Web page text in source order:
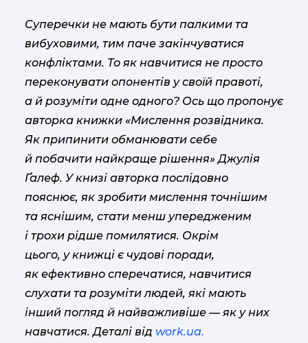
Суперечки не мають бути палкими та
вибуховими, тим паче закінчуватися
конфліктами. То як навчитися не просто
переконувати опонентів у своїй правоті,
а й розуміти одне одного? Ось що пропонує
авторка книжки «Мислення розвідника.
Як припинити обманювати себе
й побачити найкраще рішення» Джулія
Ґалеф. У книзі авторка послідовно
пояснює, як зробити мислення точнішим
та яснішим, стати менш упередженим
і трохи рідше помилятися. Окрім
цього, у книжці є чудові поради,
як ефективно сперечатися, навчитися
слухати та розуміти людей, які мають
інший погляд й найважливіше — як у них
навчатися. Деталі від work.ua.